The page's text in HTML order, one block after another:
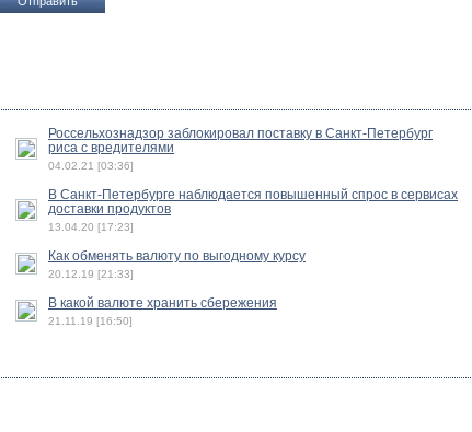
Россельхознадзор заблокировал поставку в Санкт-Петербург
риса с вредителями
04.02.21 [03:36]
В Санкт-Петербурге наблюдается повышенный спрос в сервисах
доставки продуктов
13.04.20 [17:23]
Как обменять валюту по выгодному курсу
20.12.19 [21:33]
В какой валюте хранить сбережения
21.11.19 [16:50]